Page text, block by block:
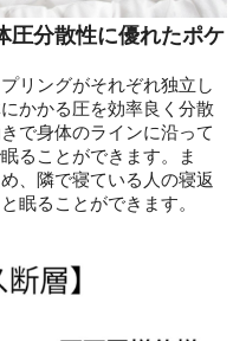
分散性に優れたポケ
リングがそれぞれ独立し
かかる圧を効率良く分散
で身体のラインに沿って
ることができます。ま
、隣で寝ている人の寝返
眠ることができます。